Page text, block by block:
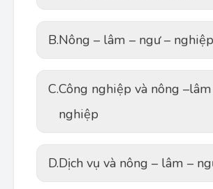
B.Nông – lâm – ngư – nghiệp
C.Công nghiệp và nông
nghiệp
D.Dịch vụ và nông – lâm –